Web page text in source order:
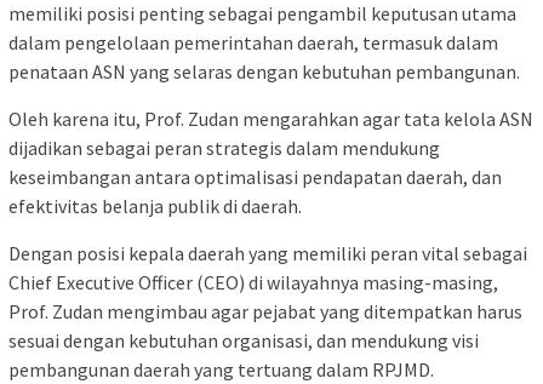
memiliki posisi penting sebagai pengambil keputusan utama
dalam pengelolaan pemerintahan daerah, termasuk dalam
penataan ASN yang selaras dengan kebutuhan pembangunan.
Oleh karena itu, Prof. Zudan mengarahkan agar tata kelola ASN
dijadikan sebagai peran strategis dalam mendukung
keseimbangan antara optimalisasi pendapatan daerah, dan
efektivitas belanja publik di daerah.
Dengan posisi kepala daerah yang memiliki peran vital sebagai
Chief Executive Officer (CEO) di wilayahnya masing-masing,
Prof. Zudan mengimbau agar pejabat yang ditempatkan harus
sesuai dengan kebutuhan organisasi, dan mendukung visi
pembangunan daerah yang tertuang dalam RPJMD.